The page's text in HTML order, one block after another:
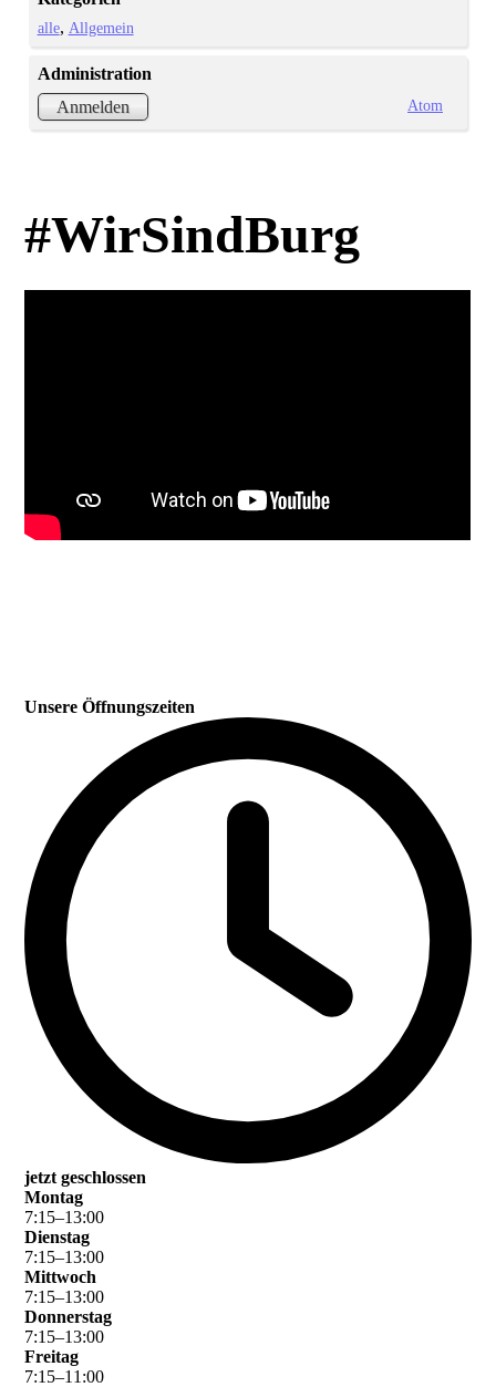
alle Allgemein
Administration
Anmelden
Atom
#WirSindBurg
Unsere Öffnungszeiten
jetzt geschlossen
Montag
7:15–13:00
Dienstag
7:15–13:00
Mittwoch
7:15–13:00
Donnerstag
7:15–13:00
Freitag
7:15–11 :00